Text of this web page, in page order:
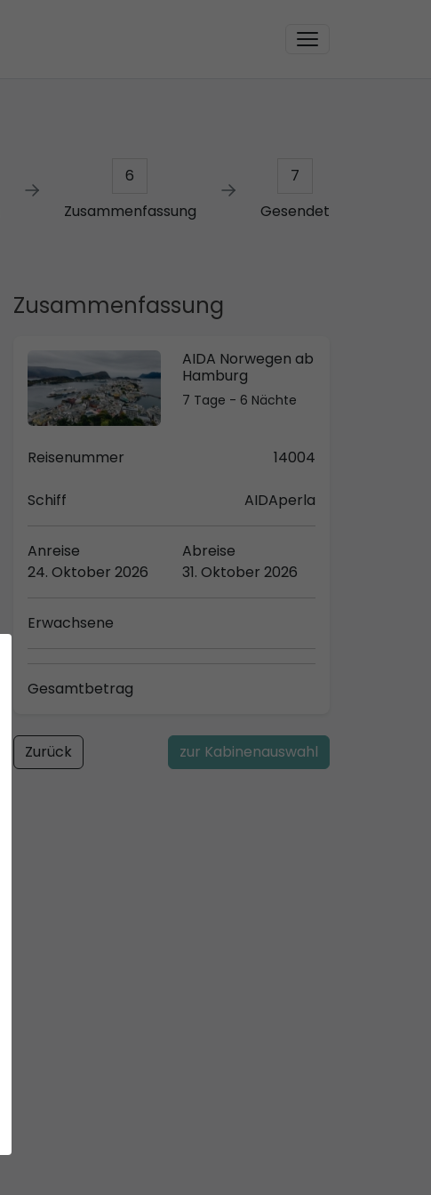
6
Zusammenfassung
7
Gesendet
Zusammenfassung
AIDA Norwegen ab
Hamburg
7 Tage - 6 Nächte
Reisenummer 14004
Schiff AIDAperla
Anreise
24. Oktober 2026
Abreise
31. Oktober 2026
Erwachsene
Gesamtbetrag
Zurück zur Kabinenauswahl